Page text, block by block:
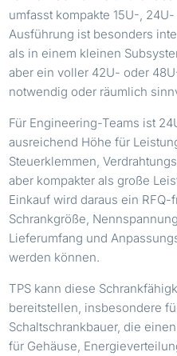
umfasst kompakte 15U-,
Ausführung ist besonders
als in einem kleinen
aber ein voller 42U- oder
notwendig oder räumlich
Für Engineering-Teams ist
ausreichend Höhe für
Steuerklemmen,
aber kompakter als große
Einkauf wird daraus ein
Schrankgröße,
Lieferumfang und
werden können.
TPS kann diese
bereitstellen, insbesondere
Schaltschrankbauer, die
für Gehäuse,